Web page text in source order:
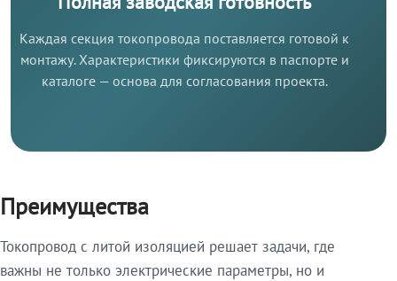
Каждая секция токопровода поставляется готовой к
монтажу. Характеристики фиксируются в паспорте и
каталоге — основа для согласования проекта.
Преимущества
Токопровод с литой изоляцией решает задачи, где
важны не только электрические параметры, но и